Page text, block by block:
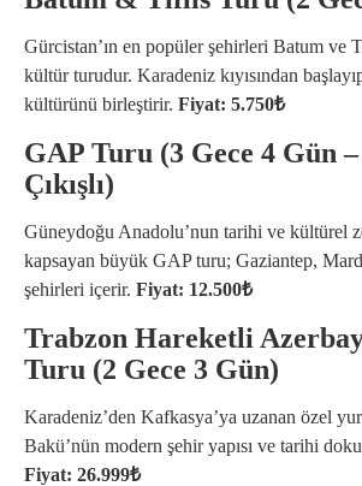
Gürcistan’ın en popüler şehirleri Batum ve
kültür turudur. Karadeniz kıyısından
kültürünü birleştirir. Fiyat: 5.750₺
GAP Turu (3 Gece 4 Gün
Çıkışlı)
Güneydoğu Anadolu’nun tarihi ve kültürel
kapsayan büyük GAP turu; Gaziantep,
şehirleri içerir. Fiyat: 12.500₺
Trabzon Hareketli
Turu (2 Gece 3 Gün)
Karadeniz’den Kafkasya’ya uzanan özel
Bakü’nün modern şehir yapısı ve tarihi
Fiyat: 26.999₺